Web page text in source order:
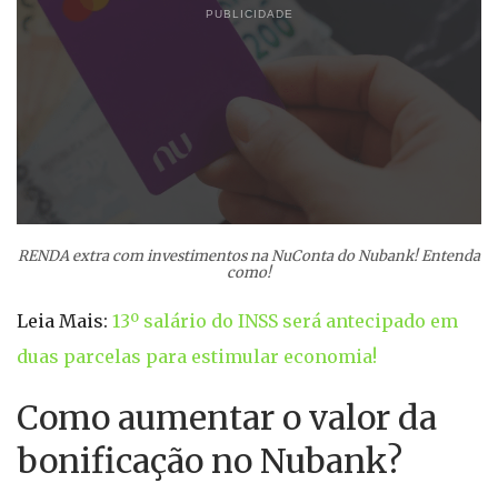
PUBLICIDADE
RENDA extra com investimentos na NuConta do Nubank! Entenda
como!
Leia Mais: 13º salário do INSS será antecipado em
duas parcelas para estimular economia!
Como aumentar o valor da
bonificação no Nubank?